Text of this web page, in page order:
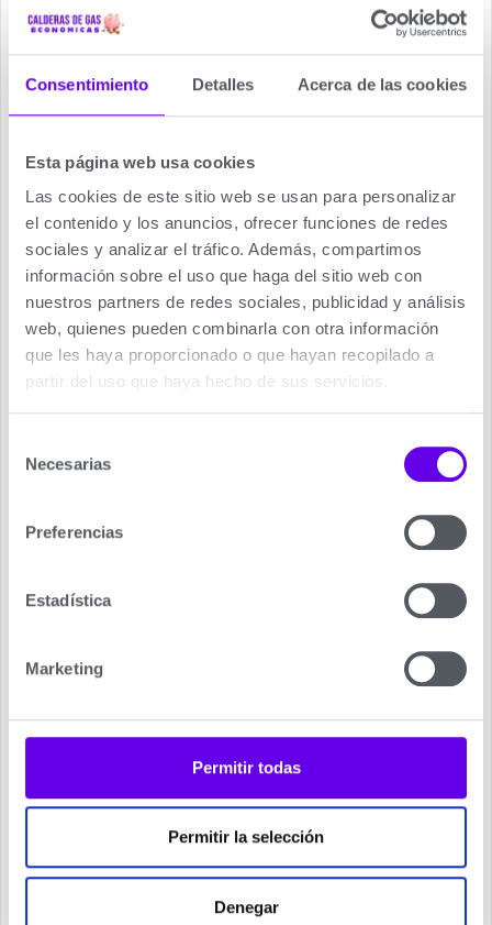
Consentimiento Detalles Acerca de las cookies
Esta página web usa cookies
Las cookies de este sitio web se usan para personalizar
el contenido y los anuncios, ofrecer funciones de redes
sociales y analizar el tráfico. Además, compartimos
información sobre el uso que haga del sitio web con
nuestros partners de redes sociales, publicidad y análisis
web, quienes pueden combinarla con otra información
que les haya proporcionado o que hayan recopilado a
partir del uso que haya hecho de sus servicios.
Necesarias
Preferencias
Estadística
Marketing
Permitir todas
Permitir la selección
Denegar
Biasi Rinnova Adaptive 25 S
Biasi Rinnova Adaptive es la nueva gama de
calderas murales de condensación de
Biasi
Óptimas prestaciones y alto rendimiento de gran
Fácil de usar gracias al panel de control digital
completa de potencias de 25, 30 y 35 kW; y los
modelos SV de 16, 20 y 30 kW, con dimensiones